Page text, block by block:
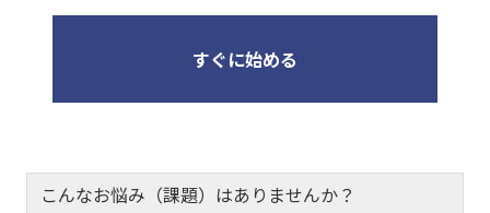
すぐに始める
こんなお悩み（課題）はありませんか？